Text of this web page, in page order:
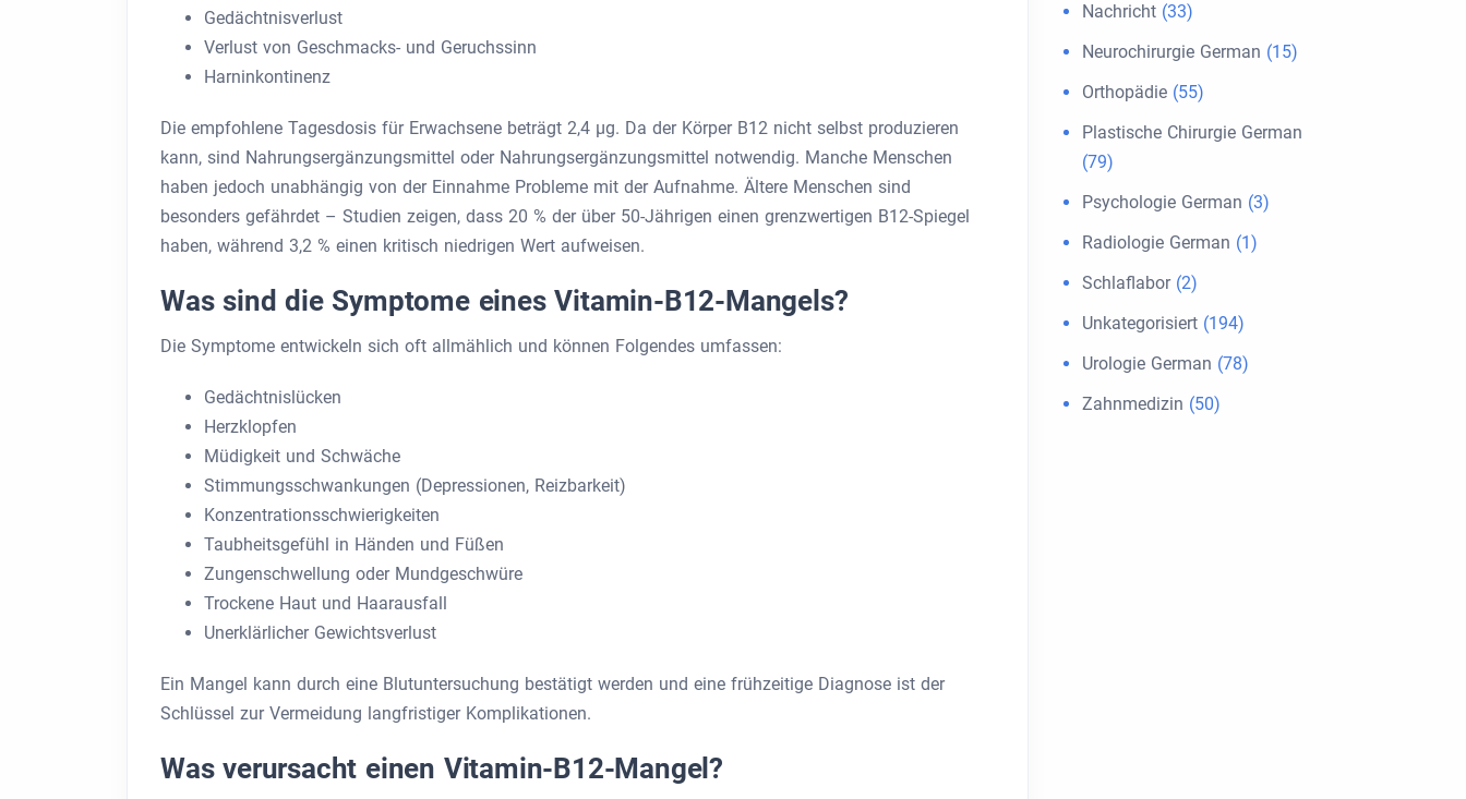
Gedächtnisverlust
Verlust von Geschmacks- und Geruchssinn
Harninkontinenz
Die empfohlene Tagesdosis für Erwachsene beträgt 2,4 µg. Da der Körper B12 nicht selbst produzieren
kann, sind Nahrungsergänzungsmittel oder Nahrungsergänzungsmittel notwendig. Manche Menschen
haben jedoch unabhängig von der Einnahme Probleme mit der Aufnahme. Ältere Menschen sind
besonders gefährdet – Studien zeigen, dass 20 % der über 50-Jährigen einen grenzwertigen B12-Spiegel
haben, während 3,2 % einen kritisch niedrigen Wert aufweisen.
Was sind die Symptome eines Vitamin-B12-Mangels?
Die Symptome entwickeln sich oft allmählich und können Folgendes umfassen:
Gedächtnislücken
Herzklopfen
Müdigkeit und Schwäche
Stimmungsschwankungen (Depressionen, Reizbarkeit)
Konzentrationsschwierigkeiten
Taubheitsgefühl in Händen und Füßen
Zungenschwellung oder Mundgeschwüre
Trockene Haut und Haarausfall
Unerklärlicher Gewichtsverlust
Ein Mangel kann durch eine Blutuntersuchung bestätigt werden und eine frühzeitige Diagnose ist der
Schlüssel zur Vermeidung langfristiger Komplikationen.
Was verursacht einen Vitamin-B12-Mangel?
Nachricht (33)
Neurochirurgie German (15)
Orthopädie (55)
Plastische Chirurgie German
(79)
Psychologie German (3)
Radiologie German (1)
Schlaflabor(2)
Unkategorisiert (194)
Urologie German (78)
Zahnmedizin (50)